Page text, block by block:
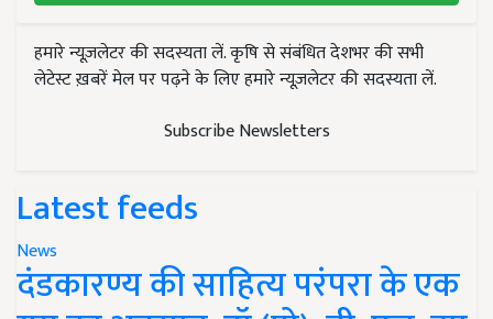
हमारे न्यूज़लेटर की सदस्यता लें. कृषि से संबंधित देशभर की सभी
लेटेस्ट ख़बरें मेल पर पढ़ने के लिए हमारे न्यूज़लेटर की सदस्यता लें.
Subscribe Newsletters
Latest feeds
News
दंडकारण्य की साहित्य परंपरा के एक